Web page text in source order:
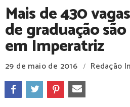
Mais de 430
de graduação
em Imperatriz
29 de maio de 2016 / Redação